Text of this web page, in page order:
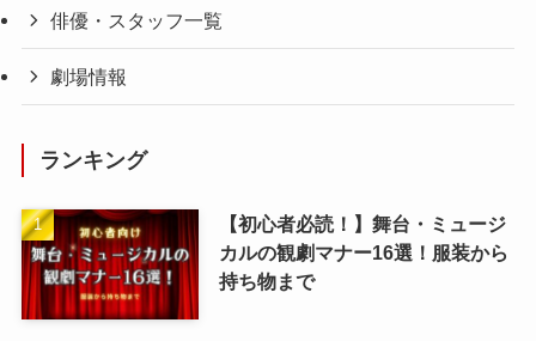
俳優・スタッフ一覧
劇場情報
ランキング
【初心者必読！】舞台・ミュージ
カルの観劇マナー16選！服装から
持ち物まで